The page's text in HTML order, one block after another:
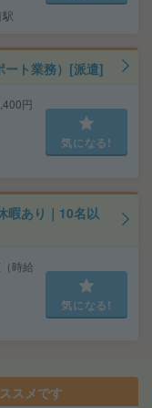
ート業務）[派遣]
円
気になる!
暇あり｜10名以
時給
気になる!
スメです